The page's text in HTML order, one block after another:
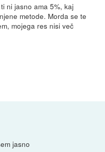
ni jasno ama 5%, kaj
metode. Morda se te
mojega res nisi več
jasno